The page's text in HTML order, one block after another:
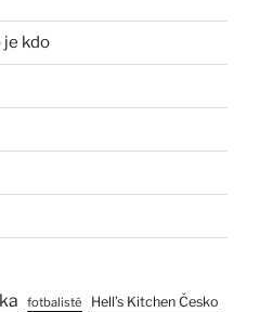
je kdo
fotbalisté Hell’s Kitchen Česko